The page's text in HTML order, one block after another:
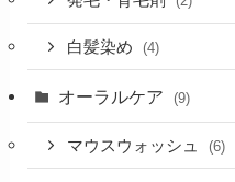
白髪染め (4)
オーラルケア (9)
マウスウォッシュ (6)